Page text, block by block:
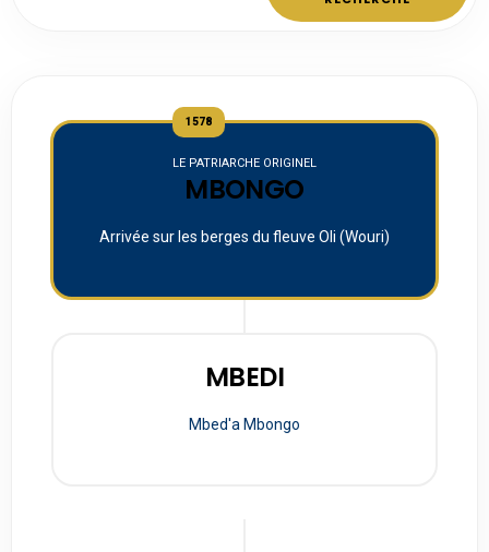
1578
LE PATRIARCHE ORIGINEL
MBONGO
Arrivée sur les berges du fleuve Oli (Wouri)
MBEDI
Mbed'a Mbongo